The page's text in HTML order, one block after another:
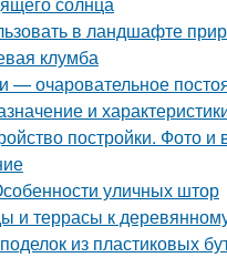
в ландшафте
клумба
— очаровательное
и
постройки. Фото и
уличных штор
террасы к
из пластиковых